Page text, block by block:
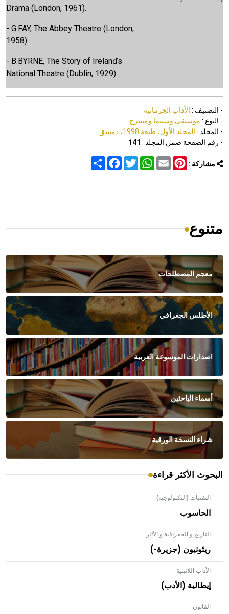
Drama (London, 1961).
- G.FAY, The Abbey Theatre (London,
1958).
- B.BYRNE, The Story of Irelanďs
National Theatre (Dublin, 1929).
- التصنيف : الآداب الجرمانية
- النوع : موسيقى وسينما ومسرح
- المجلد : المجلد الأول، طبعة 1998، دمشق
- رقم الصفحة ضمن المجلد : 141
مشاركة : Share
FacebookTwitter
WhatsAppEmail
Pinterest
متنوع
معجم المصطلحات
الأطلس الجغرافي
اصدارات الموسوعة العربية
أسماء الباحثين
شراء النسخة الورقية
البحوث الأكثر قراءة
التقنيات (التكنولوجية)
الحاسوب
التاريخ و الجغرافية و الآثار
ريئونيون (جزيرة-)
الآداب اللاتينية
إيطالية (الأدب)
القانون- هل تعلم أن الأبلق نوع من الفنون الهندسية التي ارتبطت